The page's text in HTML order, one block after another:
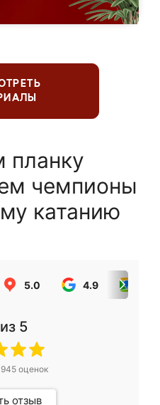
чемпионы
катанию
5.0 4.9
из 5
945оценок
отзыв